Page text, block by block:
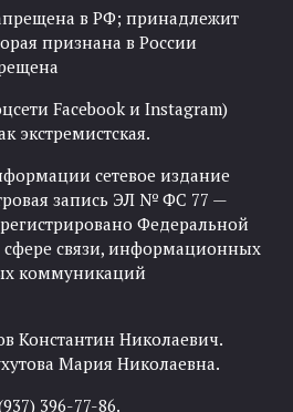
в РФ; принадлежит
признана в России
Facebook и Instagram)
экстремистская.
сетевое издание
запись ЭЛ № ФС 77 —
Федеральной
сфере связи, информационных
коммуникаций
Константин Николаевич.
Мария Николаевна.
396-77-86.